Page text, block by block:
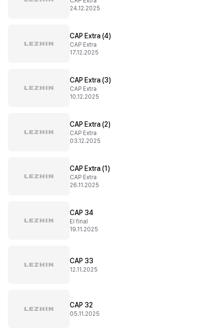
24.12.2025
CAP Extra (4)
CAP Extra
17.12.2025
CAP Extra (3)
CAP Extra
10.12.2025
CAP Extra (2)
CAP Extra
03.12.2025
CAP Extra (1)
CAP Extra
26.11.2025
CAP 34
El final
19.11.2025
CAP 33
12.11.2025
CAP 32
05.11.2025